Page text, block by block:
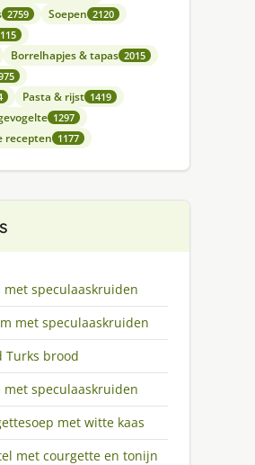
2759 Soepen 2120
Borrelhapjes & tapas 2015
Pasta & rijst 1419
1297
recepten 1177
met speculaaskruiden
met speculaaskruiden
Turks brood
met speculaaskruiden
met witte kaas
met courgette en tonijn